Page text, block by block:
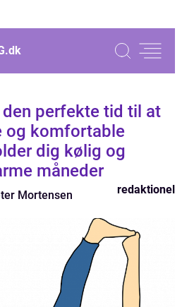
dk
den perfekte tid til at
og komfortable
dig kølig og
måneder
Mortensen redaktionel